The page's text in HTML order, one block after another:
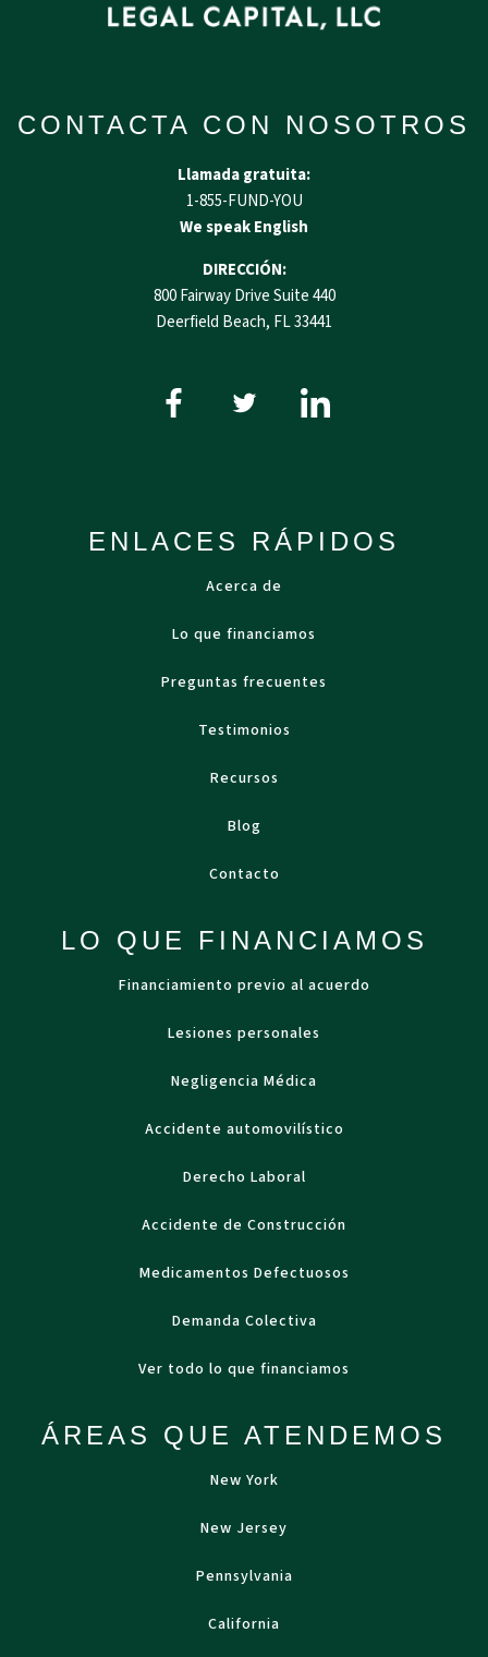
CONTACTA CON NOSOTROS
Llamada gratuita:
1-855-FUND-YOU
We speak English
DIRECCIÓN:
800 Fairway Drive Suite 440
Deerfield Beach, FL 33441
ENLACES RÁPIDOS
Acerca de
Lo que financiamos
Preguntas frecuentes
Testimonios
Recursos
Blog
Contacto
LO QUE FINANCIAMOS
Financiamiento previo al acuerdo
Lesiones personales
Negligencia Médica
Accidente automovilístico
Derecho Laboral
Accidente de Construcción
Medicamentos Defectuosos
Demanda Colectiva
Ver todo lo que financiamos
ÁREAS QUE ATENDEMOS
New York
New Jersey
Pennsylvania
California